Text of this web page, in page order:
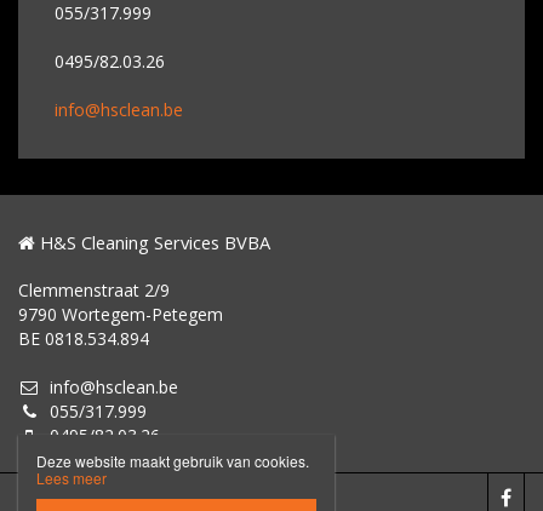
055/317.999
0495/82.03.26
info@hsclean.be
H&S Cleaning Services BVBA
Clemmenstraat 2/9
9790 Wortegem-Petegem
BE 0818.534.894
info@hsclean.be
055/317.999
0495/82.03.26
Disclaimer Privacybeleid
Deze website maakt gebruik van cookies.
Lees meer